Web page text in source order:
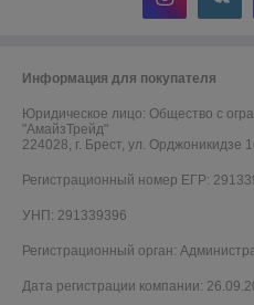
Информация для покупателя
Юридическое лицо: Общество с
"АмайзТрейд"
224028, г. Брест, ул. Орджоникидзе
Регистрационный номер ЕГР:
УНП: 291339396
Регистрационный орган:
Дата регистрации компании: